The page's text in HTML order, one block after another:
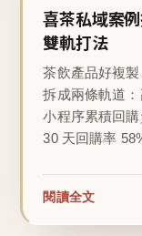
喜茶私域案
雙軌打法
茶飲產品好複
拆成兩條軌道
小程序累積回
30 天回購率
閱讀全文